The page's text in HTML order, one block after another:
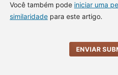
Você também pode iniciar uma
similaridadepara este artigo.
ENVIAR